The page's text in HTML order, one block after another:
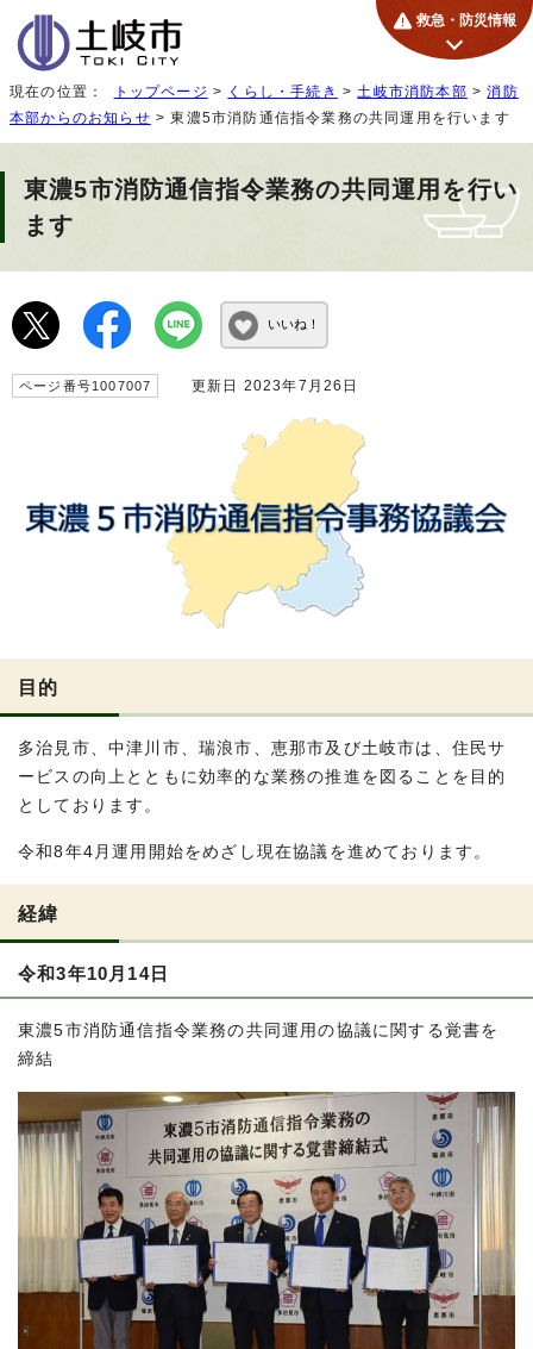
救急・防災情報
現在の位置： トップページ > くらし・手続き >土岐市消防本部 >消防
本部からのお知らせ > 東濃5市消防通信指令業務の共同運用を行います
東濃5市消防通信指令業務の共同運用を行い
ます
いいね！
ページ番号1007007 更新日 2023年7月26日
目的
多治見市、中津川市、瑞浪市、恵那市及び土岐市は、住民サ
ービスの向上とともに効率的な業務の推進を図ることを目的
としております。
令和8年4月運用開始をめざし現在協議を進めております。
経緯
令和3年10月14日
東濃5市消防通信指令業務の共同運用の協議に関する覚書を
締結